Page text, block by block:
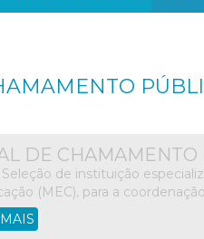
DE CHAMAMENTO
de instituição
(MEC), para a